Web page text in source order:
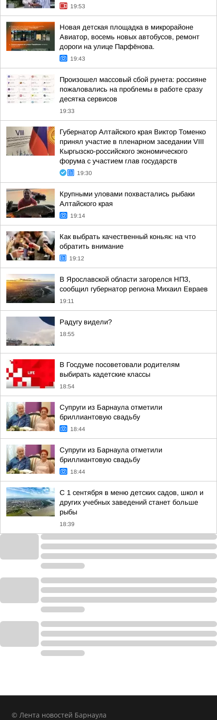
19:53
Новая детская площадка в микрорайоне
Авиатор, восемь новых автобусов, ремонт
дороги на улице Парфёнова.
19:43
Произошел массовый сбой рунета: россияне
пожаловались на проблемы в работе сразу
десятка сервисов
19:33
Губернатор Алтайского края Виктор Томенко
принял участие в пленарном заседании VIII
Кыргызско-российского экономического
форума с участием глав государств
19:30
Крупными уловами похвастались рыбаки
Алтайского края
19:14
Как выбрать качественный коньяк: на что
обратить внимание
19:12
В Ярославской области загорелся НПЗ,
сообщил губернатор региона Михаил Евраев
19:11
Радугу видели?
18:55
В Госдуме посоветовали родителям
выбирать кадетские классы
18:54
Супруги из Барнаула отметили
бриллиантовую свадьбу
18:44
Супруги из Барнаула отметили
бриллиантовую свадьбу
18:44
С 1 сентября в меню детских садов, школ и
других учебных заведений станет больше
рыбы
18:39
© Лента новостей Барнаула